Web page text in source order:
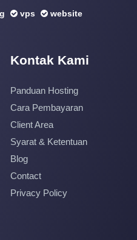
vps website
Kontak Kami
Panduan Hosting
Cara Pembayaran
Client Area
Syarat & Ketentuan
Blog
Contact
Privacy Policy